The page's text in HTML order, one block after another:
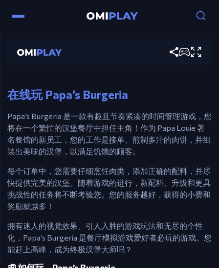
Papa's Burgeria
在线玩 Papa’s Burgeria
Papa’s Burgeria 是一款有趣且节奏紧凑的时间管理游戏，您
将在一个繁忙的汉堡餐厅中担任主角！作为 Papa Louie 著
名餐馆的新员工，您的工作是接单、煎制多汁的肉饼，并组
装出美味的汉堡，以满足饥饿的顾客。
每个订单中，您需要仔细烹饪肉类，添加正确的配料，并尽
快提供完美的汉堡。随着游戏的进行，新配料、升级和更具
挑战性的任务将不断考验您。您的服务越好，获得的小费和
奖励就越多！
拥有迷人的视觉效果、引人入胜的游戏玩法和无尽的个性
化，Papa’s Burgeria 是餐厅模拟游戏爱好者必玩的游戏。您
能赶上高峰，成为终极汉堡大师吗？